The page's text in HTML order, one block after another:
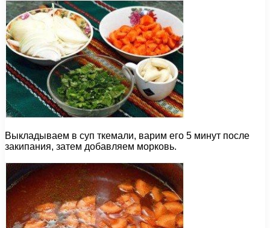
Выкладываем в суп ткемали, варим его 5 минут после
закипания, затем добавляем морковь.